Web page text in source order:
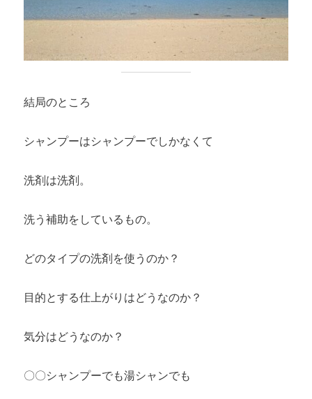
結局のところ
シャンプーはシャンプーでしかなくて
洗剤は洗剤。
洗う補助をしているもの。
どのタイプの洗剤を使うのか？
目的とする仕上がりはどうなのか？
気分はどうなのか？
〇〇シャンプーでも湯シャンでも